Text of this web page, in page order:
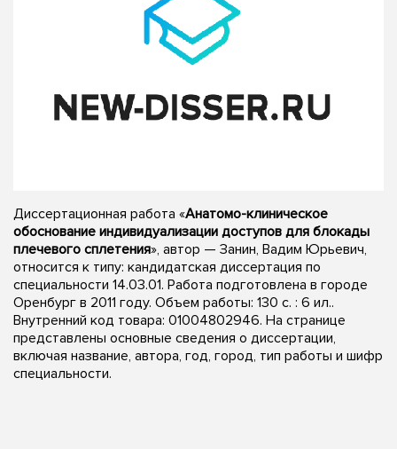
Диссертационная работа «Анатомо-клиническое
обоснование индивидуализации доступов для блокады
плечевого сплетения», автор — Занин, Вадим Юрьевич,
относится к типу: кандидатская диссертация по
специальности 14.03.01. Работа подготовлена в городе
Оренбург в 2011 году. Объем работы: 130 с. : 6 ил..
Внутренний код товара: 01004802946. На странице
представлены основные сведения о диссертации,
включая название, автора, год, город, тип работы и шифр
специальности.